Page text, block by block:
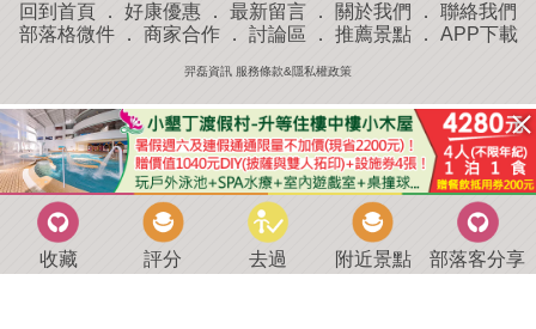
回到首頁 ． 好康優惠 ． 最新留言 ． 關於我們 ． 聯絡我們
部落格微件． 商家合作． 討論區 ． 推薦景點． APP下載
羿磊資訊 服務條款&隱私權政策
收藏 評分 去過 附近景點 部落客分享